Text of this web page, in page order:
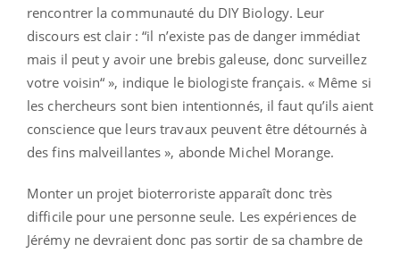
rencontrer la communauté du DIY Biology. Leur
discours est clair : “il n’existe pas de danger immédiat
mais il peut y avoir une brebis galeuse, donc surveillez
votre voisin“ », indique le biologiste français. « Même si
les chercheurs sont bien intentionnés, il faut qu’ils aient
conscience que leurs travaux peuvent être détournés à
des fins malveillantes », abonde Michel Morange.
Monter un projet bioterroriste apparaît donc très
difficile pour une personne seule. Les expériences de
Jérémy ne devraient donc pas sortir de sa chambre de